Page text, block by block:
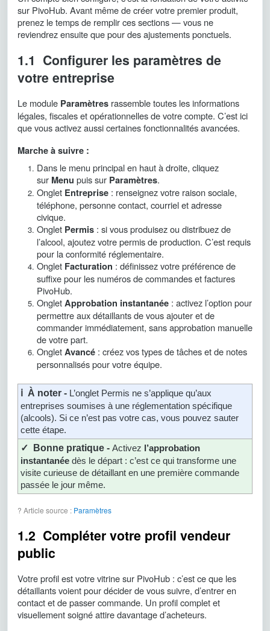
sur PivoHub. Avant même de créer votre premier produit,
prenez le temps de remplir ces sections — vous ne
reviendrez ensuite que pour des ajustements ponctuels.
1.1 Configurer les paramètres de
votre entreprise
Le module Paramètres rassemble toutes les informations
légales, fiscales et opérationnelles de votre compte. C’est ici
que vous activez aussi certaines fonctionnalités avancées.
Marche à suivre :
Dans le menu principal en haut à droite, cliquez
sur Menu puis sur Paramètres.
Onglet Entreprise : renseignez votre raison sociale,
téléphone, personne contact, courriel et adresse
civique.
Onglet Permis : si vous produisez ou distribuez de
l’alcool, ajoutez votre permis de production. C’est requis
pour la conformité réglementaire.
Onglet Facturation : définissez votre préférence de
suffixe pour les numéros de commandes et factures
PivoHub.
OngletApprobation instantanée : activez l’option pour
permettre aux détaillants de vous ajouter et de
commander immédiatement, sans approbation manuelle
de votre part.
OngletAvancé : créez vos types de tâches et de notes
personnalisés pour votre équipe.
ℹ️ À noter - L’onglet Permis ne s’applique qu’aux
entreprises soumises à une réglementation spécifique
(alcools). Si ce n’est pas votre cas, vous pouvez sauter
cette étape.
✓ Bonne pratique - Activez
l’approbation
instantanée dès le départ : c’est ce qui transforme une
visite curieuse de détaillant en une première commande
passée le jour même.
? Article source : Paramètres
1.2 Compléter votre profil vendeur
public
Votre profil est votre vitrine sur PivoHub : c’est ce que les
détaillants voient pour décider de vous suivre, d’entrer en
contact et de passer commande. Un profil complet et
visuellement soigné attire davantage d’acheteurs.